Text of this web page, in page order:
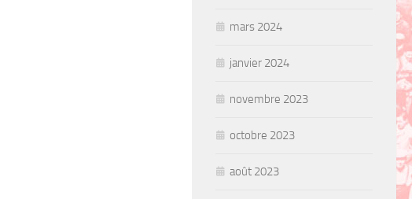
mars 2024
janvier 2024
novembre 2023
octobre 2023
août 2023